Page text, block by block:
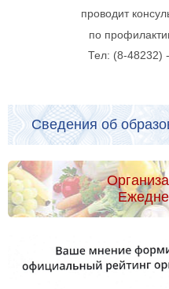
проводит
по
Тел: (8-48232)
Сведения об